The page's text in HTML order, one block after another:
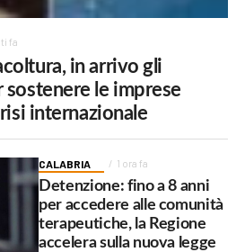
fa
in arrivo gli
sostenere le imprese
internazionale
CALABRIA 1 ora fa
Detenzione: fino a 8 anni
per accedere alle comunità
terapeutiche, la Regione
accelera sulla nuova legge